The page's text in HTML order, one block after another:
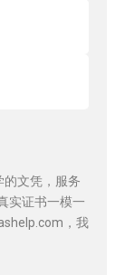
文凭，服务
实证书一模一
，我